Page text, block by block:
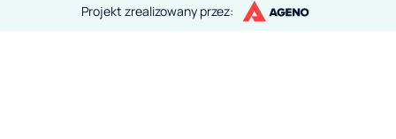
Projekt zrealizowany przez: